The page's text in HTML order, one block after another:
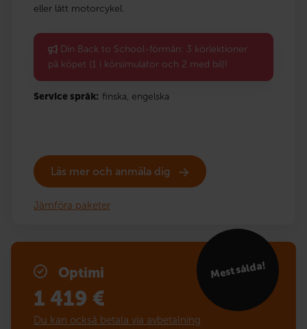
eller lätt motorcykel.
Din Back to School-förmån: 3 körlektioner
på köpet (1 i körsimulator och 2 med bil)!
Service språk: finska, engelska
Läs mer och anmäla dig
Jämföra paketer
Optimi Mest sålda!
1 419 €
Du kan också betala via avbetalning